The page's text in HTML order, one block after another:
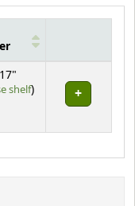
shelf(Opens below)
)